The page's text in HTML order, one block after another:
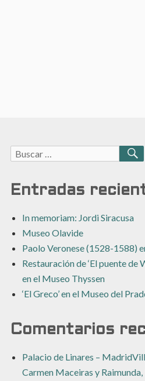
Buscar:
Entradas
In memoriam: Jordi Siracusa
Museo Olavide
Paolo Veronese (1528-1588)
Restauración de ‘El puente de
en el Museo Thyssen
‘El Greco’ en el Museo del
Comentarios
Palacio de Linares –
Carmen Maceiras y Raimunda,